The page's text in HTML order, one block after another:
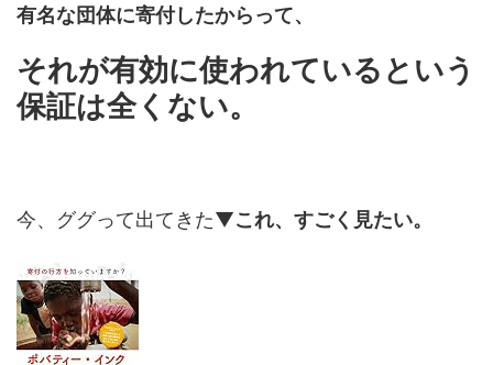
有名な団体に寄付したからって、
それが有効に使われているという
保証は全くない。
今、ググって出てきた▼これ、すごく見たい。